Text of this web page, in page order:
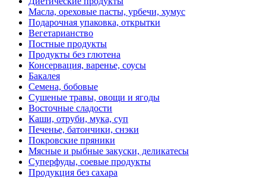
Масла, ореховые пасты, урбечи, хумус
Подарочная упаковка, открытки
Вегетарианство
Постные продукты
Продукты без глютена
Консервация, варенье, соусы
Бакалея
Семена, бобовые
Сушеные травы, овощи и ягоды
Восточные сладости
Каши, отруби, мука, суп
Печенье, батончики, снэки
Покровские пряники
Мясные и рыбные закуски, деликатесы
Суперфуды, соевые продукты
Продукция без сахара